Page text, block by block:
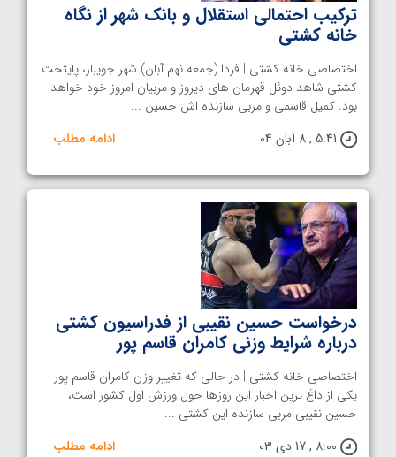
ترکیب احتمالی استقلال و بانک شهر از نگاه
خانه کشتی
اختصاصی خانه کشتی | فردا (جمعه نهم آبان) شهر جویبار، پایتخت
کشتی شاهد دوئل قهرمان های دیروز و مربیان امروز خود خواهد
بود. کمیل قاسمی و مربی سازنده اش حسین ...
5:41 , 8 آبان 04
ادامه مطلب
درخواست حسین نقیبی از فدراسیون کشتی
درباره شرایط وزنی کامران قاسم پور
اختصاصی خانه کشتی | در حالی که تغییر وزن کامران قاسم پور
یکی از داغ ترین اخبار این روزها حول ورزش اول کشور است،
حسین نقیبی مربی سازنده این کشتی ...
8:00 , 17 دی 03
ادامه مطلب